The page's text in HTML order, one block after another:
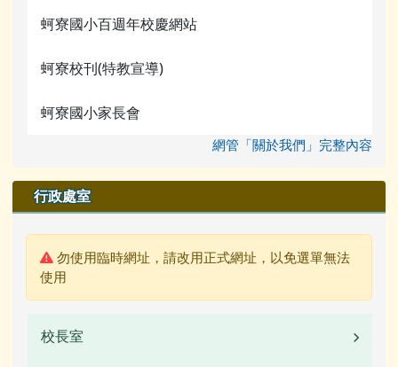
蚵寮國小百週年校慶網站
蚵寮校刊(特教宣導)
蚵寮國小家長會
網管「關於我們」完整內容
行政處室
警告:
勿使用臨時網址，請改用正式網址，以免選單無法
使用
校長室